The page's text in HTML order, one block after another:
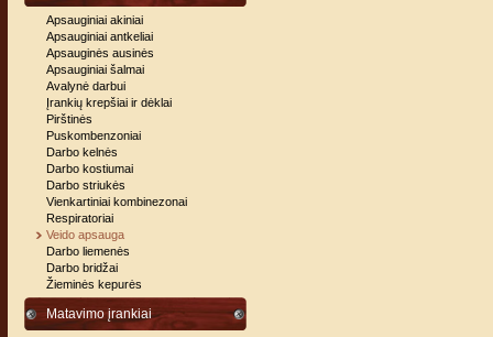
Apsauginiai akiniai
Apsauginiai antkeliai
Apsauginės ausinės
Apsauginiai šalmai
Avalynė darbui
Įrankių krepšiai ir dėklai
Pirštinės
Puskombenzoniai
Darbo kelnės
Darbo kostiumai
Darbo striukės
Vienkartiniai kombinezonai
Respiratoriai
Veido apsauga
Darbo liemenės
Darbo bridžai
Žieminės kepurės
Matavimo įrankiai